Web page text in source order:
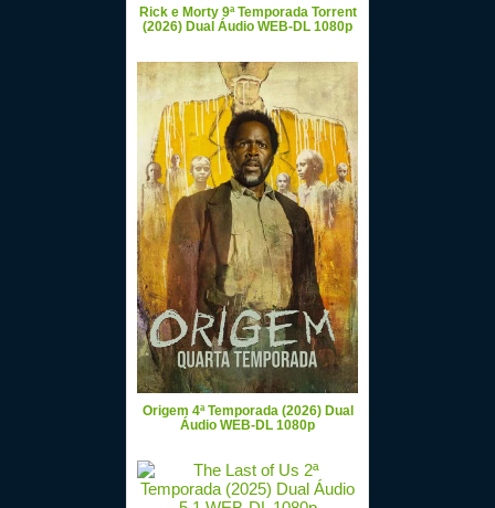
Rick e Morty 9ª Temporada Torrent
(2026) Dual Áudio WEB-DL 1080p
Origem 4ª Temporada (2026) Dual
Áudio WEB-DL 1080p